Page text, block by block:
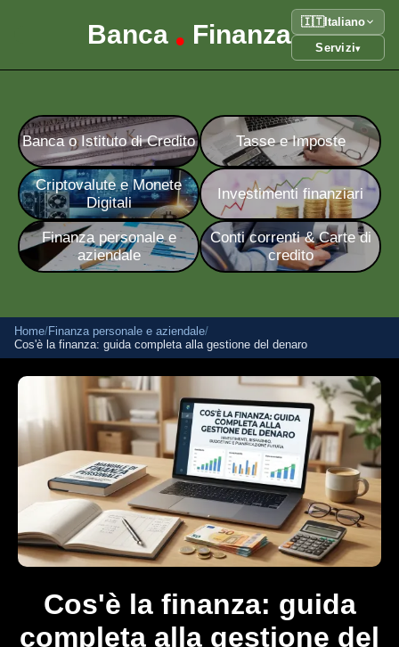
Banca • Finanza 🇮🇹 Italiano
Servizi▾
Banca o Istituto di Credito Tasse e Imposte
Criptovalute e Monete
Digitali
Investimenti finanziari
Finanza personale e
aziendale
Conti correnti & Carte di
credito
Home/Finanza personale e aziendale/
Cos'è la finanza: guida completa alla gestione del denaro
Cos'è la finanza: guida
completa alla gestione del